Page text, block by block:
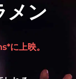
メン
に上映。